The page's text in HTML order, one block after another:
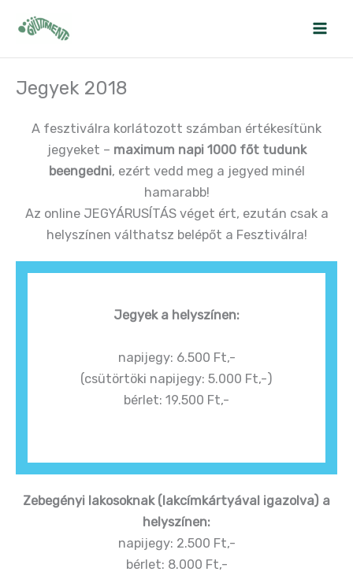
Jegyek 2018
A fesztiválra korlátozott számban értékesítünk
jegyeket – maximum napi 1000 főt tudunk
beengedni, ezért vedd meg a jegyed minél
hamarabb!
Az online JEGYÁRUSÍTÁS véget ért, ezután csak a
helyszínen válthatsz belépőt a Fesztiválra!
Jegyek a helyszínen:
napijegy: 6.500 Ft,-
(csütörtöki napijegy: 5.000 Ft,-)
bérlet: 19.500 Ft,-
Zebegényi lakosoknak (lakcímkártyával igazolva) a
helyszínen:
napijegy: 2.500 Ft,-
bérlet: 8.000 Ft,-